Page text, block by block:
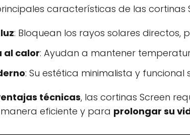
características de las cortinas
: Bloquean los rayos solares directos,
al calor: Ayudan a mantener
: Su estética minimalista y
técnicas, las cortinas Screen
eficiente y para prolongar su